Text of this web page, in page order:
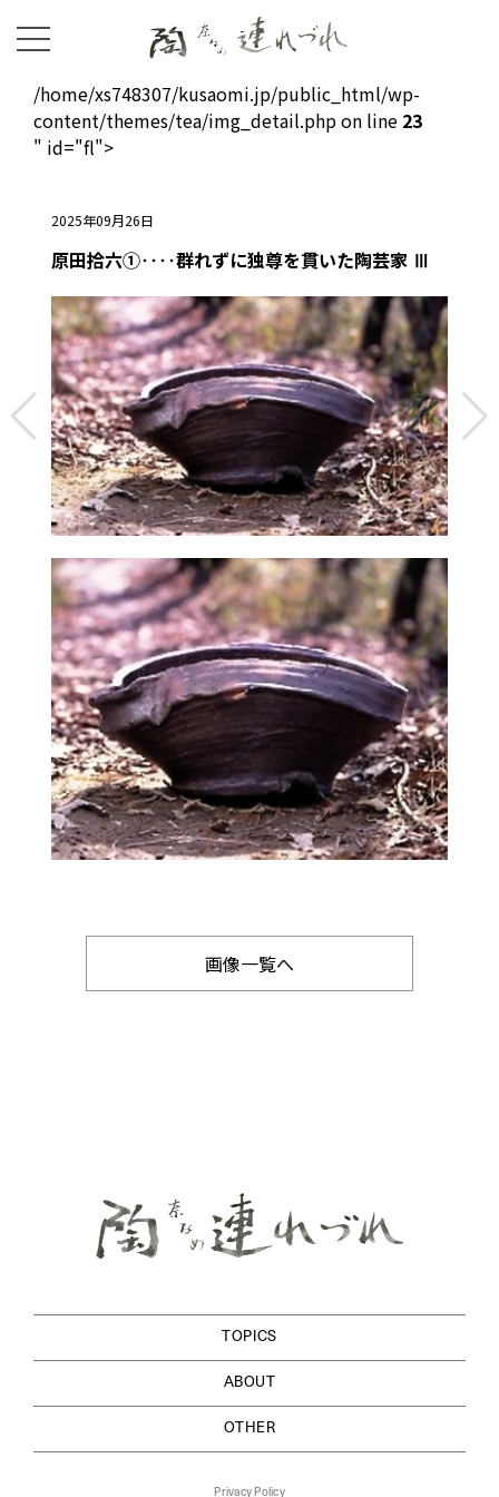
/home/xs748307/kusaomi.jp/public_html/wp-
content/themes/tea/img_detail.php on line 23
" id="fl">
2025年09月26日
原田拾六①‥‥群れずに独尊を貫いた陶芸家 Ⅲ
画像一覧へ
TOPICS
ABOUT
OTHER
Privacy Policy